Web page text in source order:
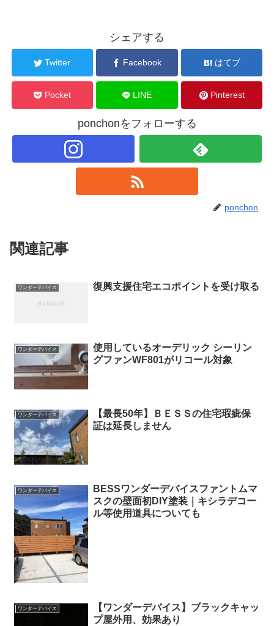
シェアする
Twitter Facebook はてブ
Pocket LINE Pinterest
ponchonをフォローする
ponchon
関連記事
ワンダーデバイス 復興支援住宅エコポイントを受け取る
ワンダーデバイス
使用しているオーデリック シーリン
グファンWF801がリコール対象
ワンダーデバイス
【最長50年】ＢＥＳＳの住宅瑕疵保
証は延長しません
ワンダーデバイス
BESSワンダーデバイスファントムマ
スクの壁面初DIY塗装｜キシラデコー
ル等使用道具についても
ワンダーデバイス
【ワンダーデバイス】ブラックキャッ
プ屋外用、効果あり